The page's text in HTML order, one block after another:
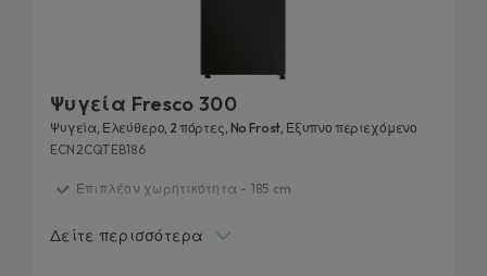
Ψυγεία Fresco 300
Ψυγεία, Ελεύθερο, 2 πόρτες, No Frost, Έξυπνο περιεχόμενο
ECN2CQTEB186
Επιπλέον χωρητικότητα - 185 cm
Προσαρμογή σχεδίασης κουζίνας
Δείτε περισσότερα